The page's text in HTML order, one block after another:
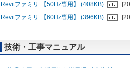
Revitファミリ 【50Hz専用】 (408KB)
Revitファミリ 【60Hz専用】 (396KB)
技術・工事マニュアル